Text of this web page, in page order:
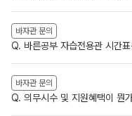
바자관 문의
Q. 바른공부 자습전용관 시간
바자관 문의
Q. 의무시수 및 지원혜택이 뭔